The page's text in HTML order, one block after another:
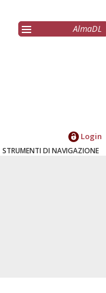
AlmaDL
Login
STRUMENTI DI NAVIGAZIONE